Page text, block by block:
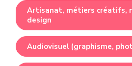
Artisanat, métiers créatifs,
design
Audiovisuel (graphisme,